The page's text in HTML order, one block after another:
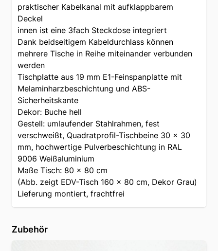
praktischer Kabelkanal mit aufklappbarem
Deckel
innen ist eine 3fach Steckdose integriert
Dank beidseitigem Kabeldurchlass können
mehrere Tische in Reihe miteinander verbunden
werden
Tischplatte aus 19 mm E1-Feinspanplatte mit
Melaminharzbeschichtung und ABS-
Sicherheitskante
Dekor: Buche hell
Gestell: umlaufender Stahlrahmen, fest
verschweißt, Quadratprofil-Tischbeine 30 x 30
mm, hochwertige Pulverbeschichtung in RAL
9006 Weißaluminium
Maße Tisch: 80 x 80 cm
(Abb. zeigt EDV-Tisch 160 x 80 cm, Dekor Grau)
Lieferung montiert, frachtfrei
Zubehör